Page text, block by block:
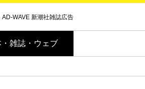
AD-WAVE 新潮社雑誌広告
・雑誌・ウェブ